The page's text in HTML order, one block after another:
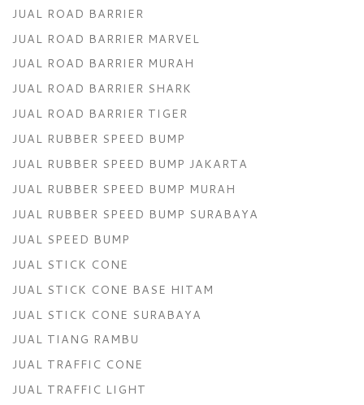
JUAL ROAD BARRIER
JUAL ROAD BARRIER MARVEL
JUAL ROAD BARRIER MURAH
JUAL ROAD BARRIER SHARK
JUAL ROAD BARRIER TIGER
JUAL RUBBER SPEED BUMP
JUAL RUBBER SPEED BUMP JAKARTA
JUAL RUBBER SPEED BUMP MURAH
JUAL RUBBER SPEED BUMP SURABAYA
JUAL SPEED BUMP
JUAL STICK CONE
JUAL STICK CONE BASE HITAM
JUAL STICK CONE SURABAYA
JUAL TIANG RAMBU
JUAL TRAFFIC CONE
JUAL TRAFFIC LIGHT